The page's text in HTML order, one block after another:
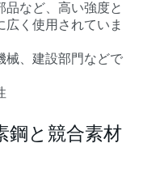
品など、高い強度と
く使用されていま
械、建設部門などで
鋼と競合素材